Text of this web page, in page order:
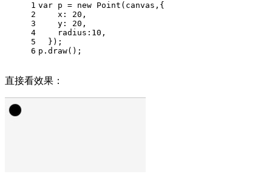
1
2
3
4
5
6
var p = new Point (canvas,{
x : 20 ,
y : 20 ,
radius : 10 ,
  });
p. draw();
直接看效果：